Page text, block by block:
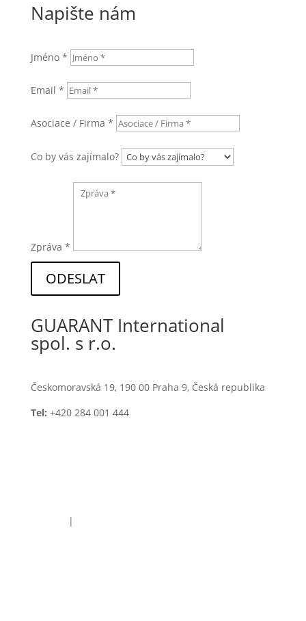
Napište nám
Jméno *
Email *
Asociace / Firma *
Co by vás zajímalo?
Zpráva *
ODESLAT
GUARANT International
spol. s r.o.
Českomoravská 19, 190 00 Praha 9, Česká republika
Tel: +420 284 001 444
|